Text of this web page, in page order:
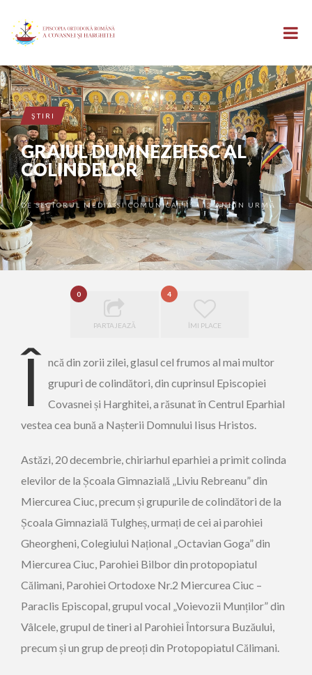
ŞTIRI
GRAIUL DUMNEZEIESC AL
COLINDELOR
DESECTORUL MEDIA ȘI COMUNICAȚII •3 ANI ÎN URMĂ
0
PARTAJEAZĂ
4
ÎMI PLACE
Î ncă din zorii zilei, glasul cel frumos al mai multor
grupuri de colindători, din cuprinsul Episcopiei
Covasnei și Harghitei, a răsunat în Centrul Eparhial
vestea cea bună a Nașterii Domnului Iisus Hristos.
Astăzi, 20 decembrie, chiriarhul eparhiei a primit colinda
elevilor de la Școala Gimnazială „Liviu Rebreanu” din
Miercurea Ciuc, precum și grupurile de colindători de la
Școala Gimnazială Tulgheș, urmați de cei ai parohiei
Gheorgheni, Colegiului Național „Octavian Goga” din
Miercurea Ciuc, Parohiei Bilbor din protopopiatul
Călimani, Parohiei Ortodoxe Nr.2 Miercurea Ciuc –
Paraclis Episcopal, grupul vocal „Voievozii Munților” din
Vâlcele, grupul de tineri al Parohiei Întorsura Buzăului,
precum și un grup de preoți din Protopopiatul Călimani.